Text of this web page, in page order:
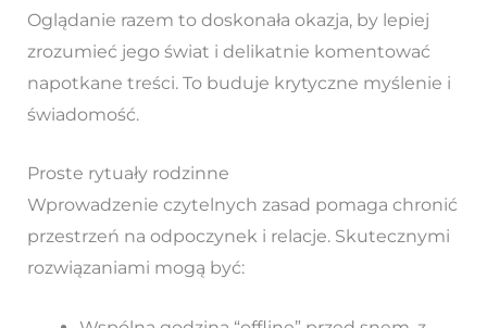
Oglądanie razem to doskonała okazja, by lepiej
zrozumieć jego świat i delikatnie komentować
napotkane treści. To buduje krytyczne myślenie i
świadomość.
Proste rytuały rodzinne
Wprowadzenie czytelnych zasad pomaga chronić
przestrzeń na odpoczynek i relacje. Skutecznymi
rozwiązaniami mogą być: